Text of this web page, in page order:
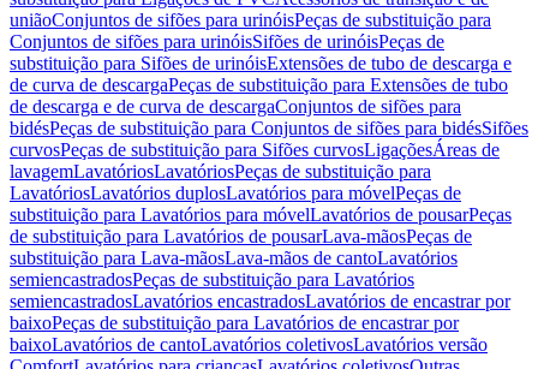
uniãoConjuntos de sifões para urinóisPeças de substituição para
Conjuntos de sifões para urinóisSifões de urinóisPeças de
substituição para Sifões de urinóisExtensões de tubo de descarga e
de curva de descargaPeças de substituição para Extensões de tubo
de descarga e de curva de descargaConjuntos de sifões para
bidésPeças de substituição para Conjuntos de sifões para bidésSifões
curvosPeças de substituição para Sifões curvosLigaçõesÁreas de
lavagemLavatóriosLavatóriosPeças de substituição para
LavatóriosLavatórios duplosLavatórios para móvelPeças de
substituição para Lavatórios para móvelLavatórios de pousarPeças
de substituição para Lavatórios de pousarLava-mãosPeças de
substituição para Lava-mãosLava-mãos de cantoLavatórios
semiencastradosPeças de substituição para Lavatórios
semiencastradosLavatórios encastradosLavatórios de encastrar por
baixoPeças de substituição para Lavatórios de encastrar por
baixoLavatórios de cantoLavatórios coletivosLavatórios versão